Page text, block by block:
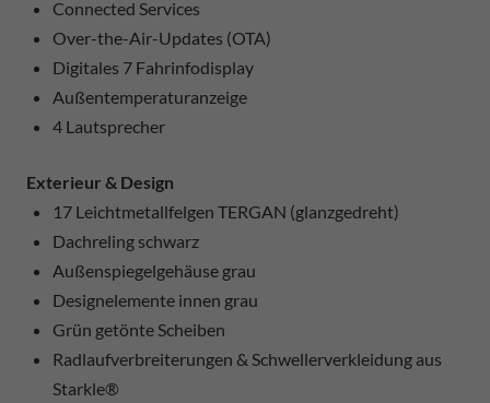
Connected Services
Over-the-Air-Updates (OTA)
Digitales 7 Fahrinfodisplay
Außentemperaturanzeige
4 Lautsprecher
Exterieur & Design
17 Leichtmetallfelgen TERGAN (glanzgedreht)
Dachreling schwarz
Außenspiegelgehäuse grau
Designelemente innen grau
Grün getönte Scheiben
Radlaufverbreiterungen & Schwellerverkleidung aus
Starkle®